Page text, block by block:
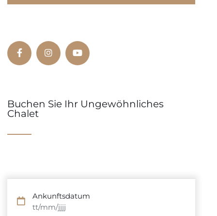
Buchen Sie Ihr Ungewöhnliches
Chalet
Ankunftsdatum
tt/mm/jjjj